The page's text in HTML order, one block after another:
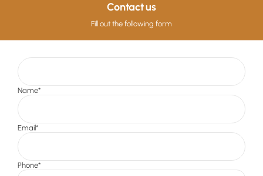
Contact us
Fill out the following form